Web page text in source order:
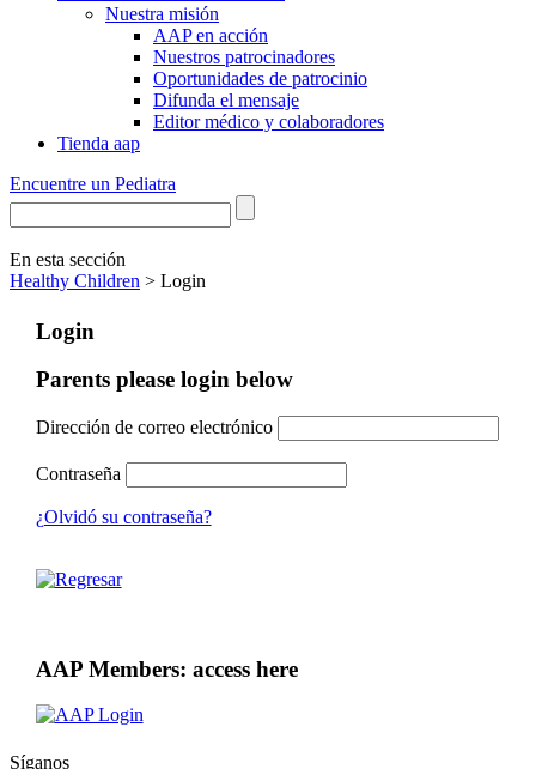
Nuestra misión
AAP en acción
Nuestros patrocinadores
Oportunidades de patrocinio
Difunda el mensaje
Editor médico y colaboradores
Tienda aap
Encuentre un Pediatra
En esta sección
Healthy Children > Login
Login
Parents please login below
Dirección de correo electrónico
Contraseña
¿Olvidó su contraseña?
AAP Members: access here
Síganos